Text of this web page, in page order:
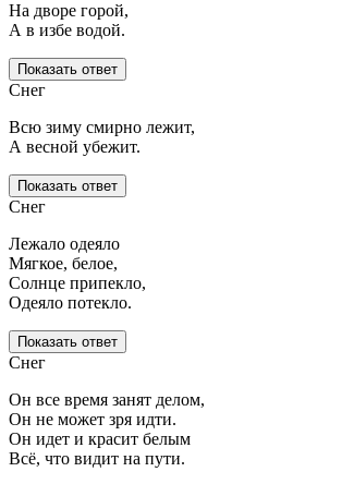
На дворе горой,
А в избе водой.
Показать ответ
Снег
Всю зиму смирно лежит,
А весной убежит.
Показать ответ
Снег
Лежало одеяло
Мягкое, белое,
Солнце припекло,
Одеяло потекло.
Показать ответ
Снег
Он все время занят делом,
Он не может зря идти.
Он идет и красит белым
Всё, что видит на пути.